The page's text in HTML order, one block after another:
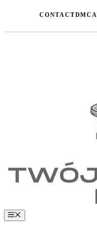
CONTACTDMCA
Menu